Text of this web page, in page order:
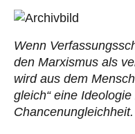
Wenn
den Marxismus als
wird aus dem
gleich“ eine
Chancenungleichheit.